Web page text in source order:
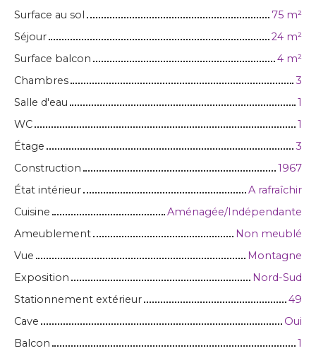
Surface au sol
75 m²
Séjour
24 m²
Surface balcon
4 m²
Chambres
3
Salle d'eau
1
WC
1
Étage
3
Construction
1967
État intérieur
A rafraîchir
Cuisine
Aménagée/Indépendante
Ameublement
Non meublé
Vue
Montagne
Exposition
Nord-Sud
Stationnement extérieur
49
Cave
Oui
Balcon
1